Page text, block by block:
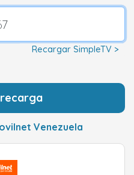
Recargar SimpleTV >
Venezuela